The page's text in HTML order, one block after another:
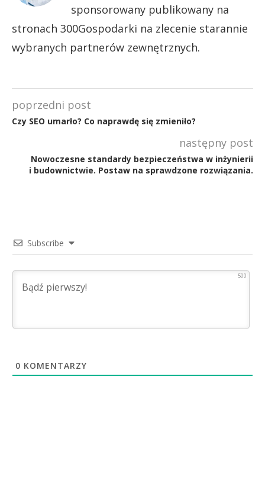
sponsorowany publikowany na
stronach 300Gospodarki na zlecenie starannie
wybranych partnerów zewnętrznych.
poprzedni post
Czy SEO umarło? Co naprawdę się zmieniło?
następny post
Nowoczesne standardy bezpieczeństwa w inżynierii
i budownictwie. Postaw na sprawdzone rozwiązania.
Subscribe
500
0 KOMENTARZY